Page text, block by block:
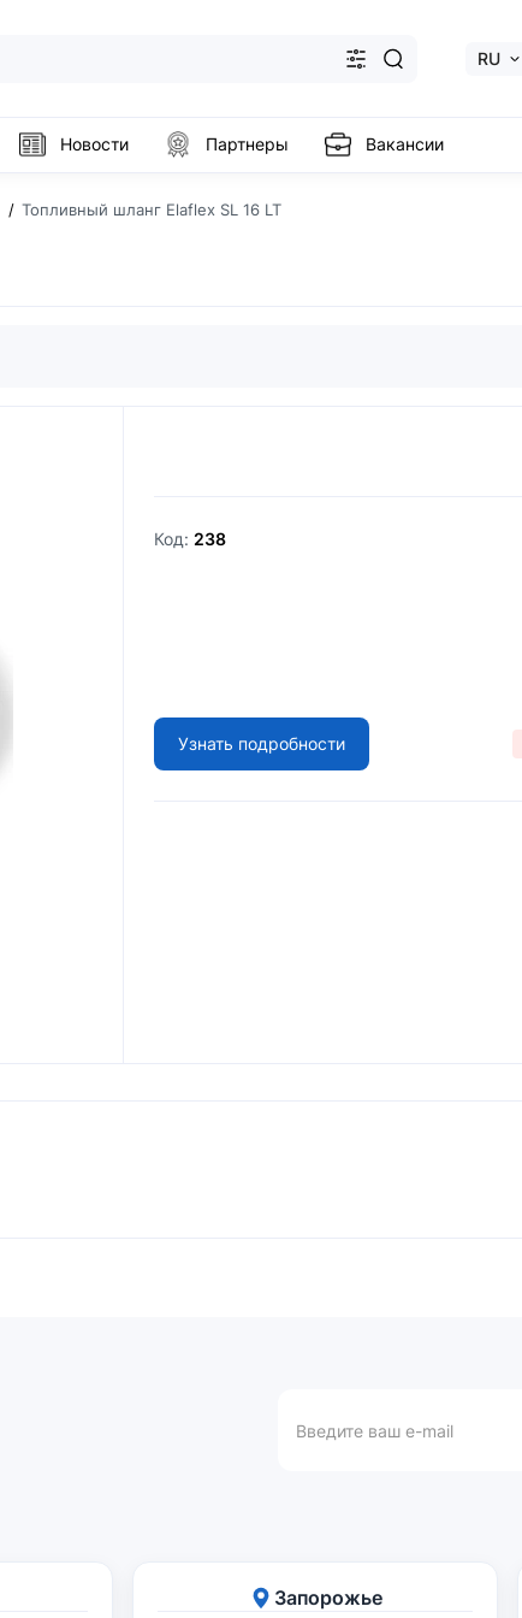
RU
Новости Партнеры Вакансии
Топливный шланг Elaflex SL 16 LT
Код: 238
Узнать подробности
Запорожье